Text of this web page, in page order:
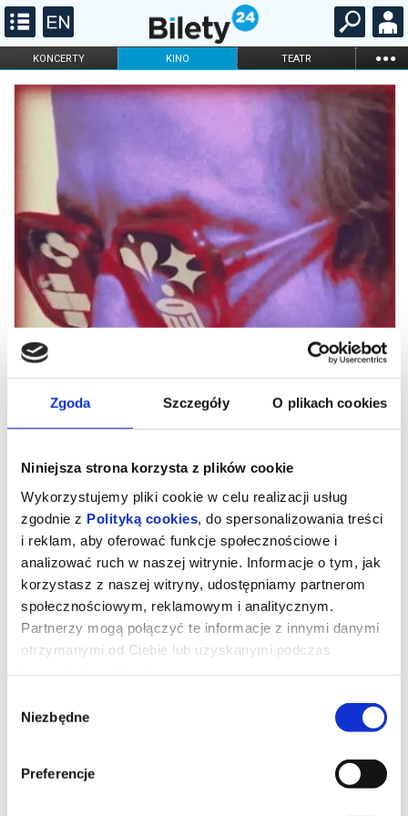
Zgoda Szczegóły O plikach cookies
Niniejsza strona korzysta z plików cookie
Wykorzystujemy pliki cookie w celu realizacji usług
zgodnie z Polityką cookies , do spersonalizowania treści
i reklam, aby oferować funkcje społecznościowe i
analizować ruch w naszej witrynie. Informacje o tym, jak
korzystasz z naszej witryny, udostępniamy partnerom
społecznościowym, reklamowym i analitycznym.
Partnerzy mogą połączyć te informacje z innymi danymi
otrzymanymi od Ciebie lub uzyskanymi podczas
zgody
Niezbędne
Preferencje
KONCERTY KINO TEATR ...
FILHARMONIA OPERA I BALET
STAND-UP
DLA DZIECI
ZNAKI PANA ŚLIWKI
Wbrew oczekiwaniom rodziny Karol Śliwka opuszcza wieś i
projektowaniem znaków graficznych. Swoimi pracami wypełnia
komunistyczną Polskę i definiuje wizualny krajobraz kraju. Jego
znaki nie wiszą w galeriach, ale są obecne w polskich domach, na